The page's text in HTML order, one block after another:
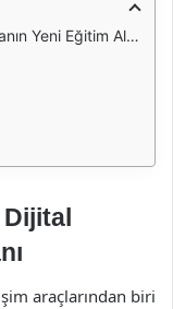
Yeni Eğitim Alanı
araçlarından biri